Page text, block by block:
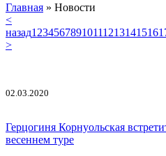
Главная » Новости
<
назад1 2345678910111213141516
>
02.03.2020
Герцогиня Корнуольская
весеннем туре